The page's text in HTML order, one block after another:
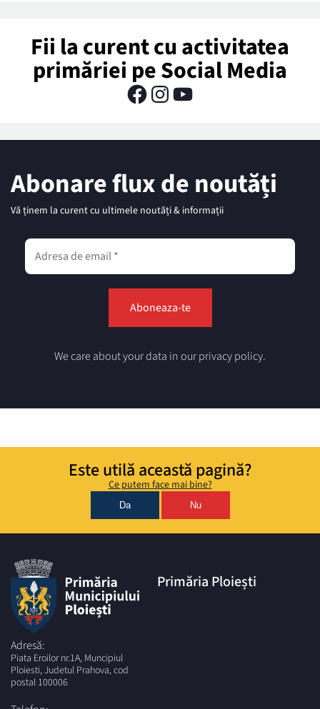
Fii la curent cu activitatea
primăriei pe Social Media
Abonare flux de noutăți
Vă ținem la curent cu ultimele noutăți & informații
We care about your data in our privacy policy.
Este utilă această pagină?
Ce putem face mai bine?
Da Nu
Adresă:
Piata Eroilor nr.1A, Muncipiul
Ploiesti, Judetul Prahova, cod
postal 100006
Primăria Ploiești